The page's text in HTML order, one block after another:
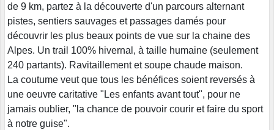
de 9 km, partez à la découverte d'un parcours alternant
pistes, sentiers sauvages et passages damés pour
découvrir les plus beaux points de vue sur la chaine des
Alpes. Un trail 100% hivernal, à taille humaine (seulement
240 partants). Ravitaillement et soupe chaude maison.
La coutume veut que tous les bénéfices soient reversés à
une oeuvre caritative "Les enfants avant tout", pour ne
jamais oublier, "la chance de pouvoir courir et faire du sport
à notre guise".